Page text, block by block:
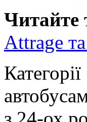
Читайте
Attrage